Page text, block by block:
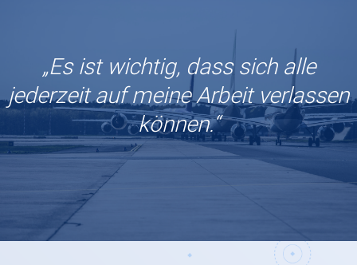
„Es ist wichtig, dass sich alle
jederzeit auf meine Arbeit verlassen
können.“